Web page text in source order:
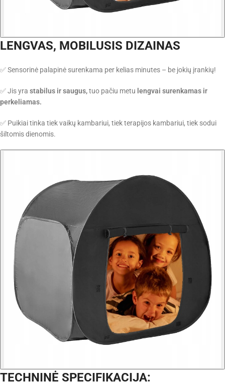
LENGVAS, MOBILUSIS DIZAINAS
✅ Sensorinė palapinė surenkama per kelias minutes – be jokių įrankių!
✅ Jis yra stabilus ir saugus,tuo pačiu metu lengvai surenkamas ir
perkeliamas.
✅ Puikiai tinka tiek vaikų kambariui, tiek terapijos kambariui, tiek sodui
šiltomis dienomis.
TECHNINĖ SPECIFIKACIJA: